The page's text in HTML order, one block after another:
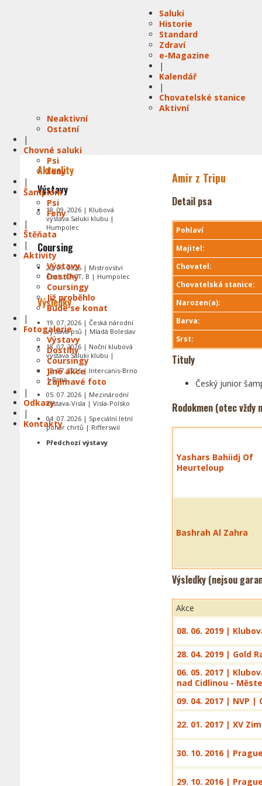
Saluki
Historie
Standard
Zdraví
e-Magazine
|
Kalendář
|
Chovatelské stanice
Aktivní
Neaktivní
Ostatní
|
Chovné saluki
Psi
Feny
|
Šampióni
Psi
Feny
|
Štěňata
|
Aktivity
Výstavy
Dostihy
Coursingy
Již proběhlo
Bude se konat
|
Fotogalerie
Výstavy
Dostihy
Coursingy
Jiné akce
Zajímavé foto
|
Odkazy
|
Kontakty
Amir z Tripu
Detail psa
Pohlaví
Majitel:
Chovatel:
Chovatelská stanice:
Narozen(a):
Barva:
Srst:
Tituly
Český junior
Rodokmen (otec vždy
Yashars Bahiidj Of
Heurteloup
Bashrah Al Zahra
Výsledky (nejsou
Akce
08. 06. 2019 |
28. 04. 2019 | Gold
06. 05. 2017 |
nad Cidlinou -
09. 04. 2017 | NVP |
22. 01. 2017 | XV
30. 10. 2016 |
29. 10. 2016 |
Aktuality
Výstavy
19. 09. 2026 | Klubová
výstava Saluki klubu |
Humpolec
Coursing
20. 09. 2026 | Mistrovství
Čech, CACT, B | Humpolec
Výsledky
19. 07. 2026 | Česká národní
výstava psů | Mladá Boleslav
18. 07. 2026 | Noční klubová
výstava Saluki klubu |
12. 07. 2026 | Intercanis-Brno
| Brno
05. 07. 2026 | Mezinárodní
výstava-Visla | Visla-Polsko
04. 07. 2026 | Speciální letní
pohár chrtů | Rifferswil
Předchozí výstavy